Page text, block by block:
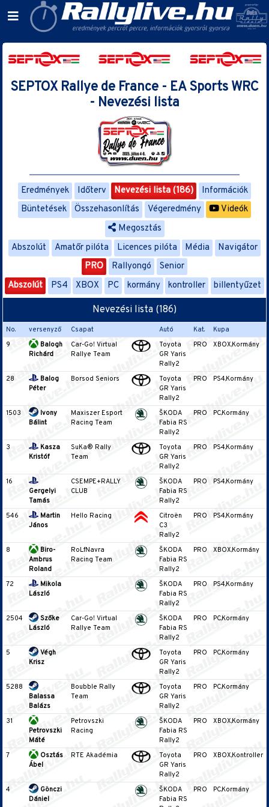
SEPTOX Rallye de France - EA Sports WRC
- Nevezési lista
Eredmények Időterv Nevezési lista (186)
Információk
Büntetések
Összehasonlítás Végeredmény
Videók
Megosztás
Abszolút
Amatőr pilóta Licences pilóta Média
Navigátor
PRO
Rallyongó
Senior
Abszolút
PS4 XBOX PC kormány kontroller billentyűzet
Nevezési lista (186)
No. versenyző Csapat Autó Kat.
Kupa
9
Balogh
Richárd
Car-Go! Virtual
Rallye Team
Toyota
GR Yaris
Rally2
PRO XBOX,Kormány
28
Balog
Péter
Borsod Seniors
Toyota
GR Yaris
Rally2
PRO PS4,Kormány
1503
Ivony
Bálint
Maxiszer Esport
Racing Team
ŠKODA
Fabia RS
Rally2
PRO PC,Kormány
3
Kasza
Kristóf
SuKa® Rally
Team
Toyota
GR Yaris
Rally2
PRO PS4,Kormány
16
Gergelyi
Tamás
CSEMPE+RALLY
CLUB
ŠKODA
Fabia RS
Rally2
PRO PS4,Kormány
546
Martin
János
Hello Racing
Citroën
C3
Rally2
PRO PS4,Kormány
8
Biro-
Ambrus
Roland
RoLfNavra
Racing Team
ŠKODA
Fabia RS
Rally2
PRO XBOX,Kormány
72
Mikola
László
ŠKODA
Fabia RS
Rally2
PRO PS4,Kormány
2504
Szőke
László
Car-Go! Virtual
Rallye Team
ŠKODA
Fabia RS
Rally2
PRO PC,Kormány
5
Végh
Krisz
Toyota
GR Yaris
Rally2
PRO PC,Kormány
5288
Balassa
Balázs
Boubble Rally
Team
Toyota
GR Yaris
Rally2
PRO PC,Kormány
31
Petrovszki
Máté
Petrovszki
Racing
ŠKODA
Fabia RS
Rally2
PRO XBOX,Kormány
7
Osztás
Ábel
RTE Akadémia
Toyota
GR Yaris
Rally2
PRO XBOX,Kontroller
4
Gönczi
Dániel
ŠKODA
Fabia RS
PRO PC,Kormány